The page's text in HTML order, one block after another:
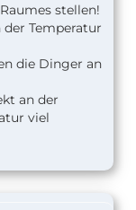
stellen!
Temperatur
die Dinger an
an der
viel